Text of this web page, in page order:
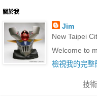
關於我
Jim
New Taipei
Welcome to
檢視我的完整
技